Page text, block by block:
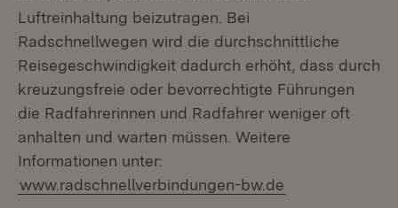
Luftreinhaltung beizutragen. Bei
Radschnellwegen wird die durchschnittliche
Reisegeschwindigkeit dadurch erhöht, dass durch
kreuzungsfreie oder bevorrechtigte Führungen
die Radfahrerinnen und Radfahrer weniger oft
anhalten und warten müssen. Weitere
Informationen unter:
www.radschnellverbindungen-bw.de